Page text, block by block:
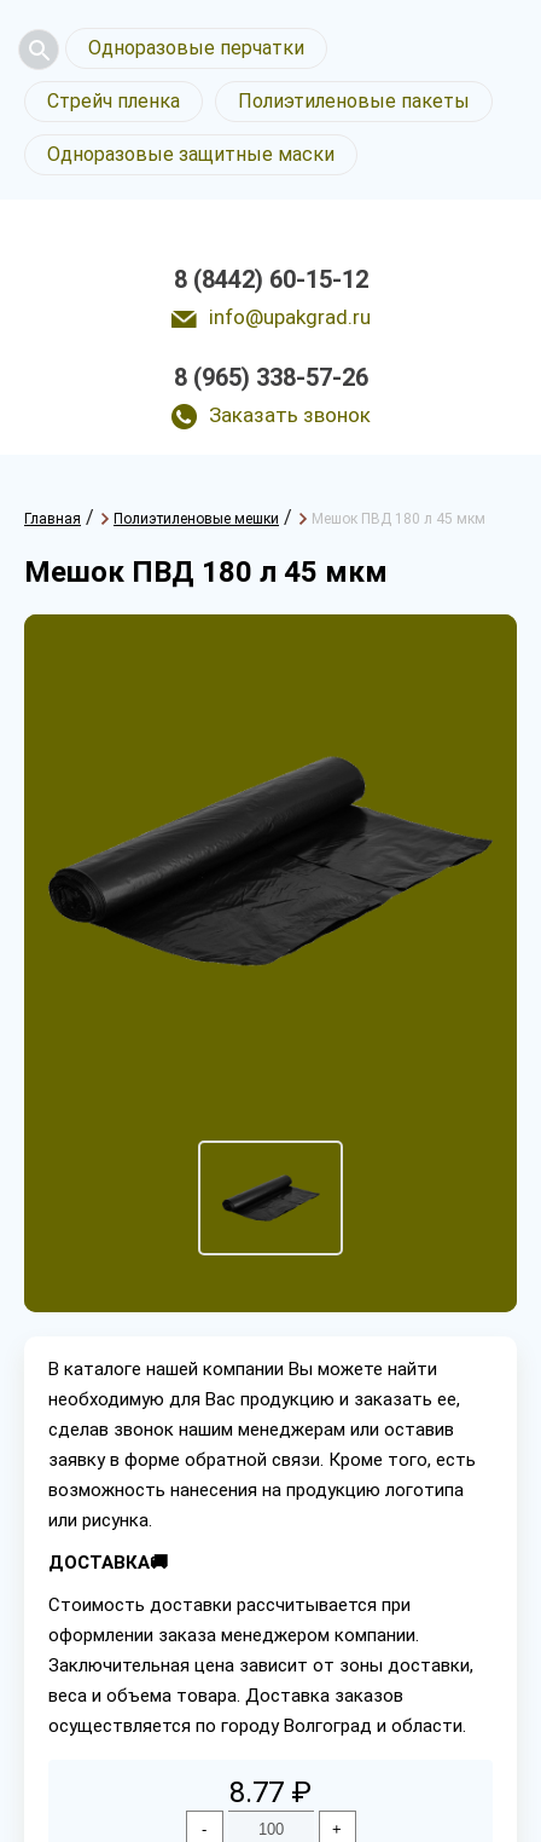
Одноразовые перчатки
Стрейч пленка Полиэтиленовые пакеты
Одноразовые защитные маски
8 (8442) 60-15-12
info@upakgrad.ru
8 (965) 338-57-26
Заказать звонок
Главная / Полиэтиленовые мешки / Мешок ПВД 180 л 45 мкм
Мешок ПВД 180 л 45 мкм
В каталоге нашей компании Вы можете найти
необходимую для Вас продукцию и заказать ее,
сделав звонок нашим менеджерам или оставив
заявку в форме обратной связи. Кроме того, есть
возможность нанесения на продукцию логотипа
или рисунка.
ДОСТАВКА🚚
Стоимость доставки рассчитывается при
оформлении заказа менеджером компании.
Заключительная цена зависит от зоны доставки,
веса и объема товара. Доставка заказов
осуществляется по городу Волгоград и области.
8.77 ₽
- +